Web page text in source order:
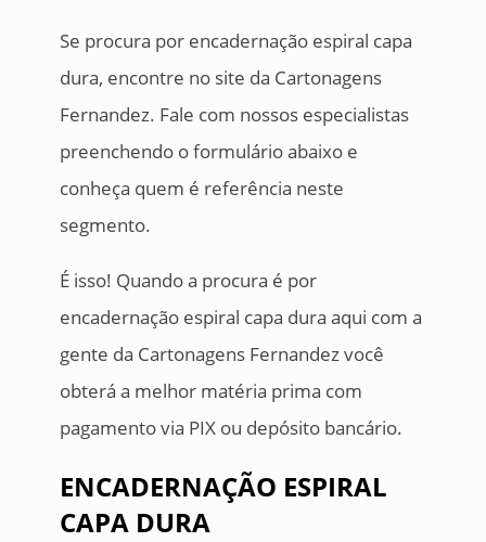
Se procura por encadernação espiral capa
dura, encontre no site da Cartonagens
Fernandez. Fale com nossos especialistas
preenchendo o formulário abaixo e
conheça quem é referência neste
segmento.
É isso! Quando a procura é por
encadernação espiral capa dura aqui com a
gente da Cartonagens Fernandez você
obterá a melhor matéria prima com
pagamento via PIX ou depósito bancário.
ENCADERNAÇÃO ESPIRAL
CAPA DURA